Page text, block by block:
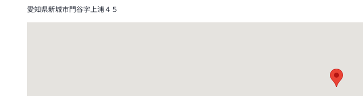
愛知県新城市門谷字上浦４５